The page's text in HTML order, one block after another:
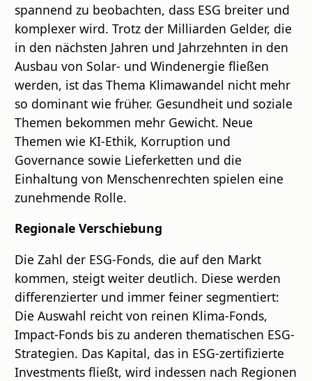
spannend zu beobachten, dass ESG breiter und
komplexer wird. Trotz der Milliarden Gelder, die
in den nächsten Jahren und Jahrzehnten in den
Ausbau von Solar- und Windenergie fließen
werden, ist das Thema Klimawandel nicht mehr
so dominant wie früher. Gesundheit und soziale
Themen bekommen mehr Gewicht. Neue
Themen wie KI-Ethik, Korruption und
Governance sowie Lieferketten und die
Einhaltung von Menschenrechten spielen eine
zunehmende Rolle.
Regionale Verschiebung
Die Zahl der ESG-Fonds, die auf den Markt
kommen, steigt weiter deutlich. Diese werden
differenzierter und immer feiner segmentiert:
Die Auswahl reicht von reinen Klima-Fonds,
Impact-Fonds bis zu anderen thematischen ESG-
Strategien. Das Kapital, das in ESG-zertifizierte
Investments fließt, wird indessen nach Regionen